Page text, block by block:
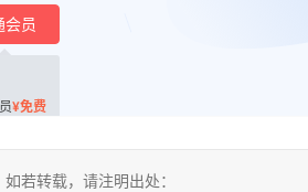
会员
¥免费
若转载，请注明出处：